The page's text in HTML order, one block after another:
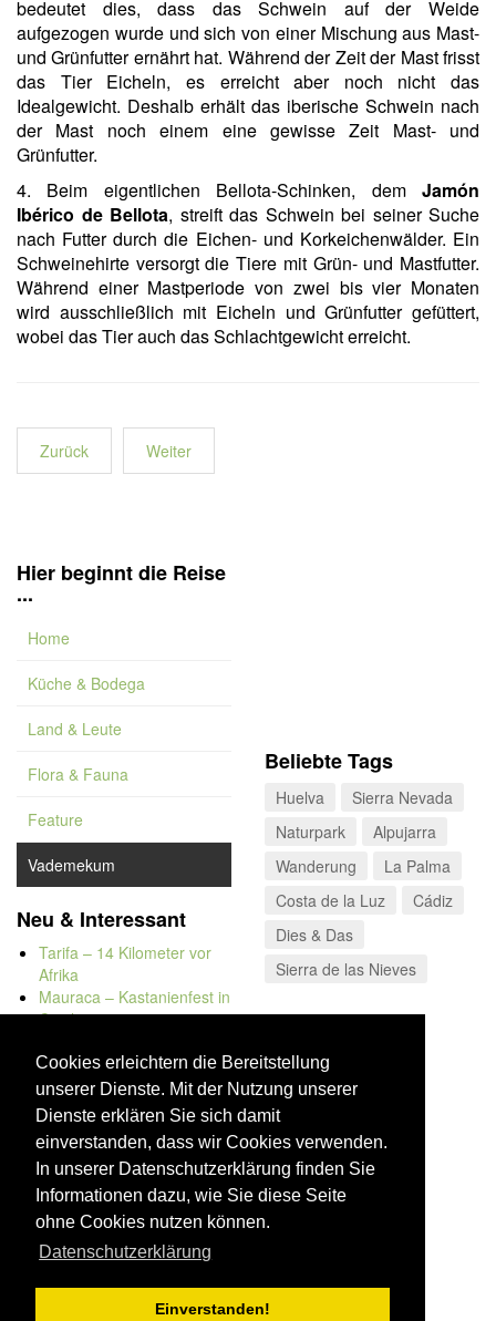
Cookies erleichtern die Bereitstellung
unserer Dienste. Mit der Nutzung unserer
Dienste erklären Sie sich damit
einverstanden, dass wir Cookies verwenden.
In unserer Datenschutzerklärung finden Sie
Informationen dazu, wie Sie diese Seite
ohne Cookies nutzen können.
Datenschutzerklärung
Einverstanden!
bedeutet dies, dass das Schwein auf der Weide
aufgezogen wurde und sich von einer Mischung aus Mast-
und Grünfutter ernährt hat. Während der Zeit der Mast frisst
das Tier Eicheln, es erreicht aber noch nicht das
Idealgewicht. Deshalb erhält das iberische Schwein nach
der Mast noch einem eine gewisse Zeit Mast- und
Grünfutter.
4. Beim eigentlichen Bellota-Schinken, dem Jamón
Ibérico de Bellota, streift das Schwein bei seiner Suche
nach Futter durch die Eichen- und Korkeichenwälder. Ein
Schweinehirte versorgt die Tiere mit Grün- und Mastfutter.
Während einer Mastperiode von zwei bis vier Monaten
wird ausschließlich mit Eicheln und Grünfutter gefüttert,
wobei das Tier auch das Schlachtgewicht erreicht.
Zurück Weiter
Hier beginnt die Reise
...
Home
Küche & Bodega
Land & Leute
Flora & Fauna
Feature
Vademekum
Neu & Interessant
Tarifa – 14 Kilometer vor
Afrika
Mauraca – Kastanienfest in
Capileira
Bolonia
Kap Trafalgar
Düne von Bolonia
Beliebte Tags
Huelva
Sierra Nevada
Naturpark
Alpujarra
Wanderung
La Palma
Costa de la Luz
Cádiz
Dies & Das
Sierra de las Nieves